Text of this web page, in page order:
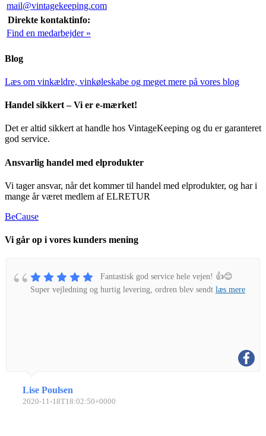
mail@vintagekeeping.com
Direkte kontaktinfo:
Find en medarbejder »
Blog
Læs om vinkældre, vinkøleskabe og meget mere på vores blog
Handel sikkert – Vi er e-mærket!
Det er altid sikkert at handle hos VintageKeeping og du er garanteret
god service.
Ansvarlig handel med elprodukter
Vi tager ansvar, når det kommer til handel med elprodukter, og har i
mange år været medlem af ELRETUR
BeCause
Vi går op i vores kunders mening
Fantastisk god service hele vejen! 👍😊
Super vejledning og hurtig levering, ordren blev sendt læs mere
Lise Poulsen
2020-11-18T18:02:50+0000